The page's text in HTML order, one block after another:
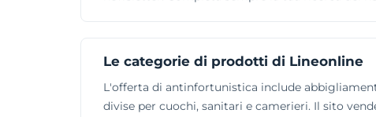
Le categorie di prodotti di Lineonline
L'offerta di antinfortunistica include
divise per cuochi, sanitari e camerieri. Il sito